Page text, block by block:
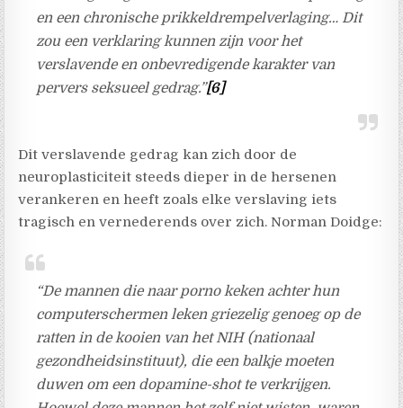
en een chronische prikkeldrempelverlaging… Dit
zou een verklaring kunnen zijn voor het
verslavende en onbevredigende karakter van
pervers seksueel gedrag.”[6]
Dit verslavende gedrag kan zich door de
neuroplasticiteit steeds dieper in de hersenen
verankeren en heeft zoals elke verslaving iets
tragisch en vernederends over zich. Norman Doidge:
“De mannen die naar porno keken achter hun
computerschermen leken griezelig genoeg op de
ratten in de kooien van het NIH (nationaal
gezondheidsinstituut), die een balkje moeten
duwen om een dopamine-shot te verkrijgen.